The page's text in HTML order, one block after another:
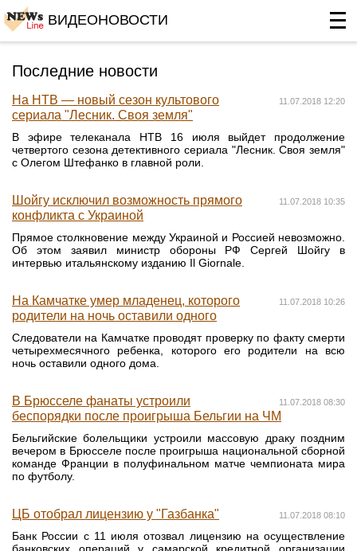
ВИДЕОНОВОСТИ
Последние новости
11.07.2018 12:20
На НТВ — новый сезон культового
сериала "Лесник. Своя земля"
В эфире телеканала НТВ 16 июля выйдет продолжение
четвертого сезона детективного сериала "Лесник. Своя земля"
с Олегом Штефанко в главной роли.
11.07.2018 10:35
Шойгу исключил возможность прямого
конфликта с Украиной
Прямое столкновение между Украиной и Россией невозможно.
Об этом заявил министр обороны РФ Сергей Шойгу в
интервью итальянскому изданию Il Giornale.
11.07.2018 10:26
На Камчатке умер младенец, которого
родители на ночь оставили одного
Следователи на Камчатке проводят проверку по факту смерти
четырехмесячного ребенка, которого его родители на всю
ночь оставили одного дома.
11.07.2018 08:30
В Брюсселе фанаты устроили
беспорядки после проигрыша Бельгии на ЧМ
Бельгийские болельщики устроили массовую драку поздним
вечером в Брюсселе после проигрыша национальной сборной
команде Франции в полуфинальном матче чемпионата мира
по футболу.
11.07.2018 08:10
ЦБ отобрал лицензию у "Газбанка"
Банк России с 11 июля отозвал лицензию на осуществление